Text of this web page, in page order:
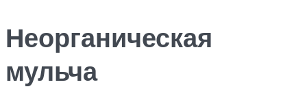
Неорганическая
мульча